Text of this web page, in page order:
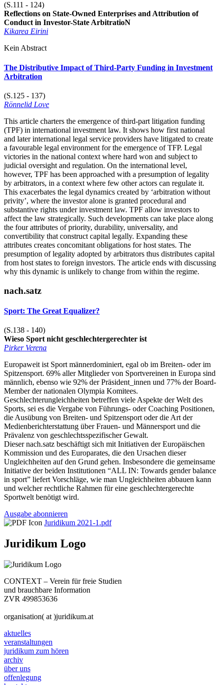
(S.111 - 124)
Reflections on State-Owned Enterprises and Attribution of
Conduct in Investor-State ArbitratioN
Kikarea Eirini
Kein Abstract
The Distributive Impact of Third-Party Funding in Investment
Arbitration
(S.125 - 137)
Rönnelid Love
This article charters the emergence of third-part litigation funding
(TPF) in international investment law. It shows how first national
and later international legal service providers have litigated to create
a favourable legal environment for the emergence of TFP. Legal
victories in the national context where hard won and subject to
judicial oversight and regulation. On the international level,
however, TPF has been approached with a presumption of legality
by arbitrators, in a context where few other actors can regulate it.
This exacerbates the legal dynamics created by ‘arbitration without
privity’, where the investor alone is granted procedural and
substantive rights under investment law. TPF allow investors to
affect the law strategically. Such developments can take place along
the four attributes of priority, durability, universality, and
convertibility that construct capital legally. Expanding these
attributes creates concomitant obligations for host states. The
presumption of legality adopted by arbitrators thus distributes capital
from host states to foreign investors. The article ends with discussing
why this dynamic is unlikely to change from within the regime.
nach.satz
Sport: The Great Equalizer?
(S.138 - 140)
Wieso Sport nicht geschlechtergerechter ist
Pirker Verena
Europaweit ist Sport männerdominiert, egal ob im Breiten- oder im
Spitzensport. 69% aller Mitglieder von Sportvereinen in Europa sind
männlich, ebenso wie 92% der Präsident_innen und 77% der Board-
Member der nationalen Olympia Komitees.
Geschlechterungleichheiten betreffen viele Aspekte der Welt des
Sports, sei es die Vergabe von Führungs- oder Coaching Positionen,
die Ausübung von Breiten- und Spitzensport oder die Art der
Medienberichterstattung über Frauen- und Männersport und die
Prävalenz von geschlechtsspezifischer Gewalt.
Dieser nach.satz beschäftigt sich mit Initiativen der Europäischen
Kommission und des Europarates, die den Ursachen dieser
Ungleichheiten auf den Grund gehen. Insbesondere die gemeinsame
Initiative der beiden Institutionen “ALL IN: Towards gender balance
in sport” liefert Vorschläge, wie man Ungleichheiten abbauen kann
und welcher rechtliche Rahmen für eine geschlechtergerechte
Sportwelt benötigt wird.
Ausgabe abonnieren
Juridikum 2021-1.pdf
Juridikum Logo
CONTEXT – Verein für freie Studien
und brauchbare Information
ZVR 499853636
organisation( at )juridikum.at
aktuelles
veranstaltungen
juridikum zum hören
archiv
über uns
offenlegung